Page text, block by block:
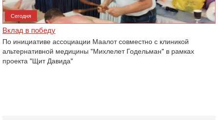
Сегодня
Вклад в победу
По инициативе ассоциации Маалот совместно с клиникой
альтернативной медицины "Михлелет Годельман" в рамках
проекта "Щит Давида"